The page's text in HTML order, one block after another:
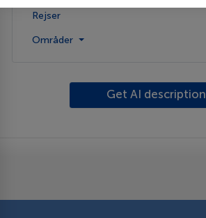
Rejser
Områder
Get AI description